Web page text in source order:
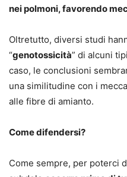
nei polmoni, favorendo
Oltretutto, diversi studi
“genotossicità” di alcuni
caso, le conclusioni
una similitudine con i
alle fibre di amianto.
Come difendersi?
Come sempre, per poterci